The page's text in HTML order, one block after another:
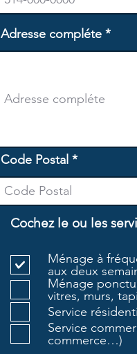
Adresse compléte
Code Postal
Cochez le ou les
Ménage à
aux deux
Ménage
vitres, murs,
Service
Service
commerce…)